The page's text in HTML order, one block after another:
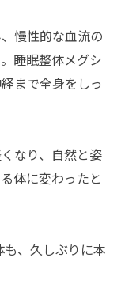
慢性的な血流の
睡眠整体メグシ
まで全身をしっ
なり、自然と姿
体に変わったと
も、久しぶりに本